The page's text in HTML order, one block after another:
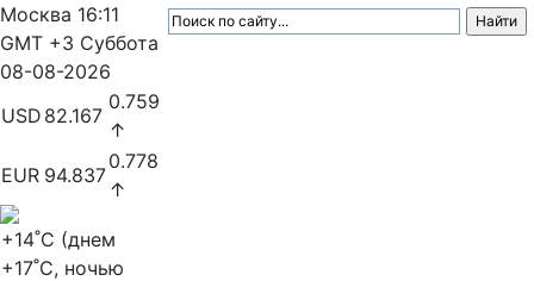
Москва 16:11
GMT +3 Суббота
08-08-2026
USD 82.167
0.759
↑
EUR 94.837
0.778
↑
+14˚C (днем
+17˚C, ночью